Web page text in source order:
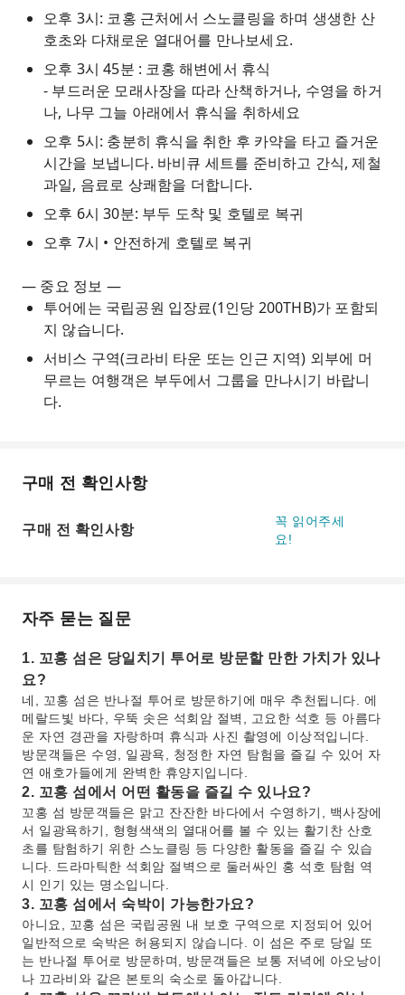
오후 3시: 코홍 근처에서 스노클링을 하며 생생한 산
호초와 다채로운 열대어를 만나보세요.
오후 3시 45분 : 코홍 해변에서 휴식
- 부드러운 모래사장을 따라 산책하거나, 수영을 하거
나, 나무 그늘 아래에서 휴식을 취하세요
오후 5시: 충분히 휴식을 취한 후 카약을 타고 즐거운
시간을 보냅니다. 바비큐 세트를 준비하고 간식, 제철
과일, 음료로 상쾌함을 더합니다.
오후 6시 30분: 부두 도착 및 호텔로 복귀
오후 7시 • 안전하게 호텔로 복귀
— 중요 정보 —
투어에는 국립공원 입장료(1인당 200THB)가 포함되
지 않습니다.
서비스 구역(크라비 타운 또는 인근 지역) 외부에 머
무르는 여행객은 부두에서 그룹을 만나시기 바랍니
다.
구매 전 확인사항
구매 전 확인사항
꼭 읽어주세
요!
자주 묻는 질문
1. 꼬홍 섬은 당일치기 투어로 방문할 만한 가치가 있나
요?
네, 꼬홍 섬은 반나절 투어로 방문하기에 매우 추천됩니다. 에
메랄드빛 바다, 우뚝 솟은 석회암 절벽, 고요한 석호 등 아름다
운 자연 경관을 자랑하며 휴식과 사진 촬영에 이상적입니다.
방문객들은 수영, 일광욕, 청정한 자연 탐험을 즐길 수 있어 자
연 애호가들에게 완벽한 휴양지입니다.
2. 꼬홍 섬에서 어떤 활동을 즐길 수 있나요?
꼬홍 섬 방문객들은 맑고 잔잔한 바다에서 수영하기, 백사장에
서 일광욕하기, 형형색색의 열대어를 볼 수 있는 활기찬 산호
초를 탐험하기 위한 스노클링 등 다양한 활동을 즐길 수 있습
니다. 드라마틱한 석회암 절벽으로 둘러싸인 홍 석호 탐험 역
시 인기 있는 명소입니다.
3. 꼬홍 섬에서 숙박이 가능한가요?
아니요, 꼬홍 섬은 국립공원 내 보호 구역으로 지정되어 있어
일반적으로 숙박은 허용되지 않습니다. 이 섬은 주로 당일 또
는 반나절 투어로 방문하며, 방문객들은 보통 저녁에 아오낭이
나 끄라비와 같은 본토의 숙소로 돌아갑니다.